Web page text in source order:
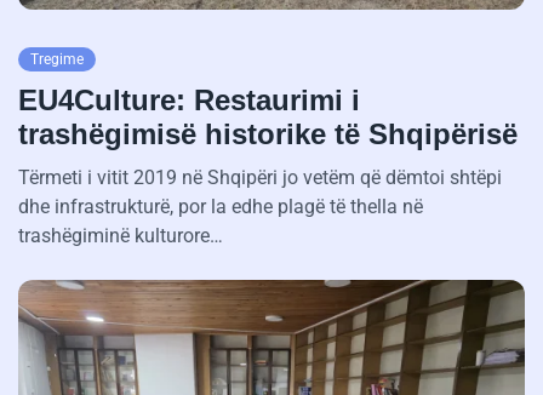
Tregime
EU4Culture: Restaurimi i
trashëgimisë historike të Shqipërisë
Tërmeti i vitit 2019 në Shqipëri jo vetëm që dëmtoi shtëpi
dhe infrastrukturë, por la edhe plagë të thella në
trashëgiminë kulturore…